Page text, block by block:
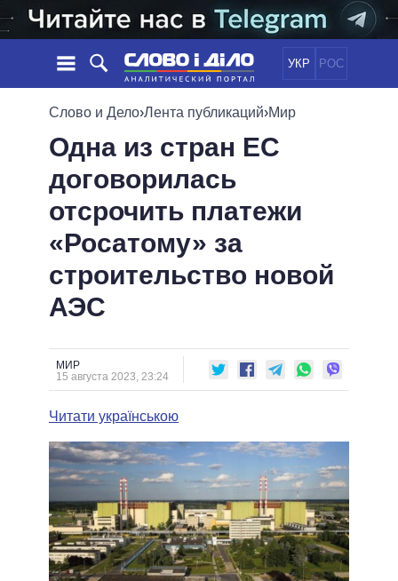
УКР РОС
НОВОСТИ
ЛЕНТА
СОБЫТИЯ
СТАТЬИ
МНЕНИЯ
ОБЗОРЫ
ДАЙДЖЕСТЫ
ПОЛИТИКА
ЭКОНОМИКА
ОБЩЕСТВО
ОБЕЩАНИЯ
ПОЛИТИКИ
ВСЕ ПОЛИТИКИ
ПРЕЗИДЕНТ И ОФИС
ВЕРХОВНАЯ РАДА
КАБИНЕТ МИНИСТРОВ
МЭРЫ
ВСЕ ПЕРСОНЫ
ВИДЕО
СРАВНЕНИЕ ПОЛИТИКОВ
Слово и Дело›Лента публикаций›Мир
Одна из стран ЕС
договорилась
отсрочить платежи
«Росатому» за
строительство новой
АЭС
МИР
15 августа 2023, 23:24
Читати українською